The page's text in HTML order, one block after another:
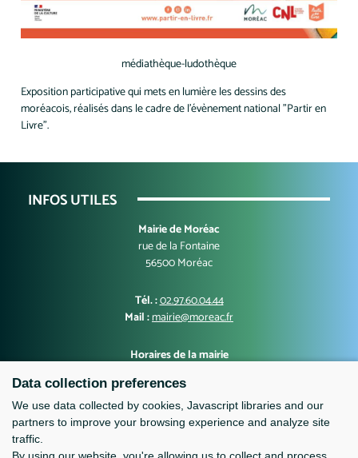
médiathèque-ludothèque
Exposition participative qui mets en lumière les dessins des
moréacois, réalisés dans le cadre de l'évènement national "Partir en
Livre".
INFOS UTILES
Mairie de Moréac
rue de la Fontaine
56500 Moréac
Tél. :02.97.60.04.44
Mail :mairie@moreac.fr
Horaires de la mairie
Mardi : 10h00-12h30 et 13h30-17h00
Samedi : 9h-12h
Data collection preferences
We use data collected by cookies, Javascript libraries and our
partners to improve your browsing experience and analyze site
traffic.